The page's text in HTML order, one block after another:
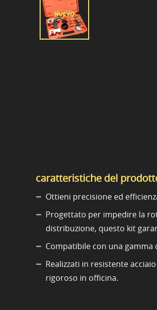
caratteristiche del
Ottieni precisione ed
Progettato per impedire la
distribuzione, questo kit
Compatibile con una gamma
Realizzati in resistente
rigoroso in officina.